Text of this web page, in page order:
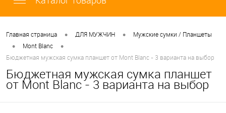
Главная страница • ДЛЯ МУЖЧИН • Мужские сумки / Планшеты
• Mont Blanc •
Бюджетная мужская сумка планшет от Mont Blanc - 3 варианта на выбор
Бюджетная мужская сумка планшет
от Mont Blanc - 3 варианта на выбор